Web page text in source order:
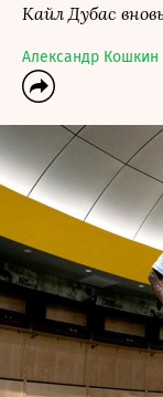
Кайл Дубас
Александр Кошкин